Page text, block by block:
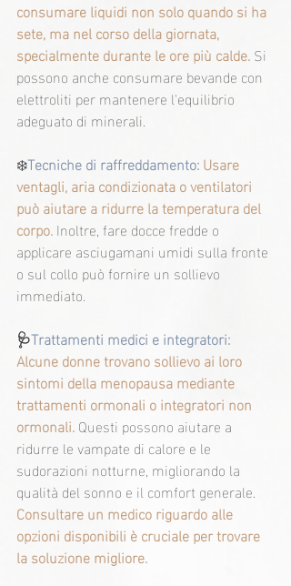
consumare liquidi non solo quando si ha
sete, ma nel corso della giornata,
specialmente durante le ore più calde. Si
possono anche consumare bevande con
elettroliti per mantenere l'equilibrio
adeguato di minerali.
❄️Tecniche di raffreddamento:Usare
ventagli, aria condizionata o ventilatori
può aiutare a ridurre la temperatura del
corpo.Inoltre, fare docce fredde o
applicare asciugamani umidi sulla fronte
o sul collo può fornire un sollievo
immediato.
🩺Trattamenti medici e integratori:
Alcune donne trovano sollievo ai loro
sintomi della menopausa mediante
trattamenti ormonali o integratori non
ormonali.Questi possono aiutare a
ridurre le vampate di calore e le
sudorazioni notturne, migliorando la
qualità del sonno e il comfort generale.
Consultare un medico riguardo alle
opzioni disponibili è cruciale per trovare
la soluzione migliore.